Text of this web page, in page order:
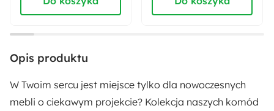
40 cm
Szerokość:
80 cm
Wysokość nóżek:
Opis produktu
W Twoim sercu jest miejsce tylko dla nowoczesnych
mebli o ciekawym projekcie? Kolekcja naszych komód